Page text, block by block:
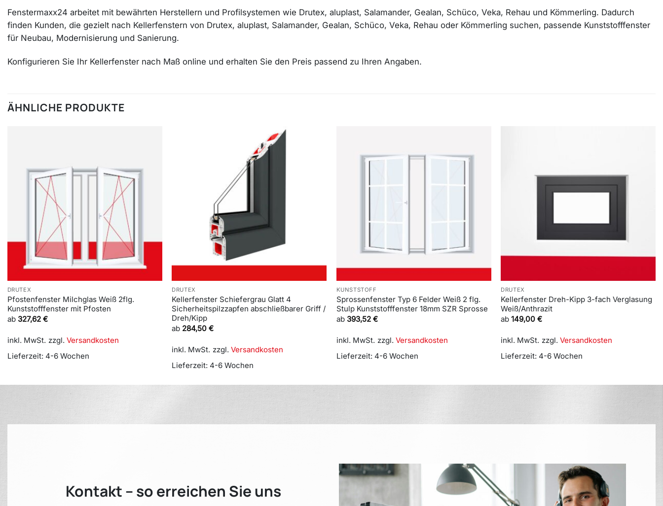
Fenstermaxx24 arbeitet mit bewährten Herstellern und Profilsystemen wie Drutex, aluplast, Salamander, Gealan, Schüco, Veka, Rehau und Kömmerling. Dadurch
finden Kunden, die gezielt nach Kellerfenstern von Drutex, aluplast, Salamander, Gealan, Schüco, Veka, Rehau oder Kömmerling suchen, passende Kunststofffenster
für Neubau, Modernisierung und Sanierung.
Konfigurieren Sie Ihr Kellerfenster nach Maß online und erhalten Sie den Preis passend zu Ihren Angaben.
ÄHNLICHE PRODUKTE
DRUTEX
Pfostenfenster Milchglas Weiß 2flg.
Kunststofffenster mit Pfosten
ab 327,62 €
inkl. MwSt. zzgl. Versandkosten
Lieferzeit: 4-6 Wochen
DRUTEX
Kellerfenster Schiefergrau Glatt 4
Sicherheitspilzzapfen abschließbarer Griff /
Dreh/Kipp
ab 284,50€
inkl. MwSt. zzgl.Versandkosten
Lieferzeit: 4-6 Wochen
KUNSTSTOFF
Sprossenfenster Typ 6 Felder Weiß 2 flg.
Stulp Kunststofffenster 18mm SZR Sprosse
ab 393,52 €
inkl. MwSt. zzgl. Versandkosten
Lieferzeit: 4-6 Wochen
DRUTEX
Kellerfenster Dreh-Kipp 3-fach Verglasung
Weiß/Anthrazit
ab149,00€
inkl. MwSt. zzgl.Versandkosten
Lieferzeit: 4-6 Wochen
Kontakt – so erreichen Sie uns